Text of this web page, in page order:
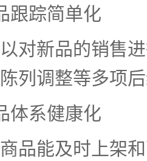
踪简单化
新品的销售进
列调整等多项
系健康化
能及时上架和